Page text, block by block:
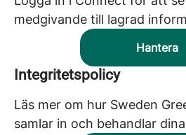
medgivande till lagrad
Hantera
Integritetspolicy
Läs mer om hur Sweden
samlar in och behandlar